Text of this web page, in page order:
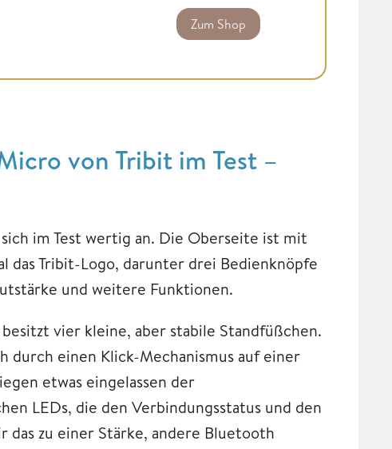
Zum Shop
von Tribit im Test –
im Test wertig an. Die Oberseite ist mit
das Tribit-Logo, darunter drei Bedienknöpfe
und weitere Funktionen.
vier kleine, aber stabile Standfüßchen.
durch einen Klick-Mechanismus auf einer
etwas eingelassen der
LEDs, die den Verbindungsstatus und den
das zu einer Stärke, andere Bluetooth